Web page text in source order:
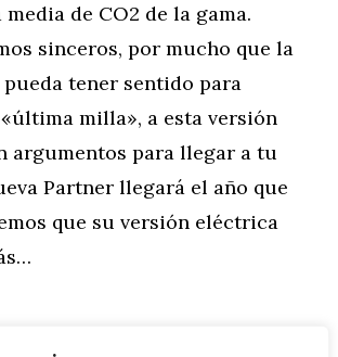
de CO2 de la gama.
sinceros, por mucho que la
tener sentido para
milla», a esta versión
argumentos para llegar a tu
Partner llegará el año que
que su versión eléctrica